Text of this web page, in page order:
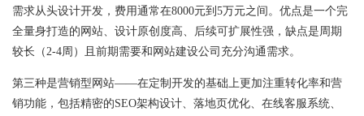
需求从头设计开发，费用通常在8000元到5万元之间。优点是一个完
全量身打造的网站、设计原创度高、后续可扩展性强，缺点是周期
较长（2-4周）且前期需要和网站建设公司充分沟通需求。
第三种是营销型网站——在定制开发的基础上更加注重转化率和营
销功能，包括精密的SEO架构设计、落地页优化、在线客服系统、